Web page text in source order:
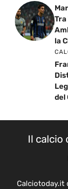
la
del
Il calcio
Calciotoday.it